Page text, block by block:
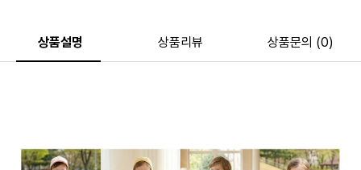
상품설명 상품리뷰 상품문의 (0)